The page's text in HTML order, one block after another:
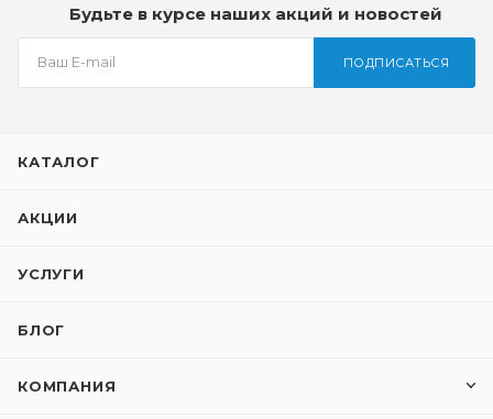
Будьте в курсе наших акций и новостей
ПОДПИСАТЬСЯ
КАТАЛОГ
АКЦИИ
УСЛУГИ
БЛОГ
КОМПАНИЯ